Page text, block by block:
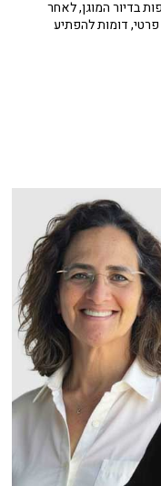
בדיור המוגן, לאחר
דומות להפתיע